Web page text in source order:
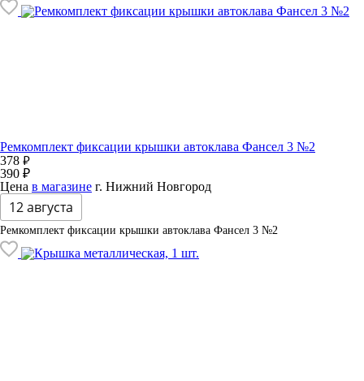
Ремкомплект фиксации крышки автоклава Фансел 3 №2
378 ₽
390 ₽
Цена в магазине г. Нижний Новгород
12 августа
Ремкомплект фиксации крышки автоклава Фансел 3 №2